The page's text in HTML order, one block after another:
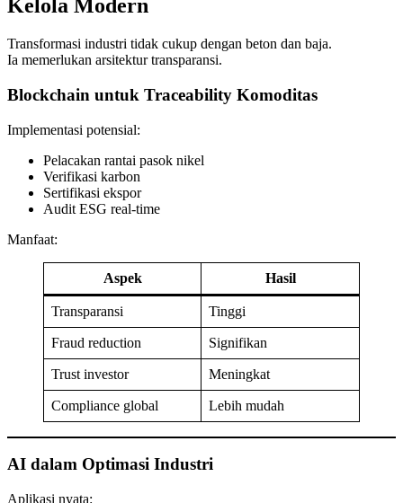
Kelola Modern
Transformasi industri tidak cukup dengan beton dan baja.
Ia memerlukan arsitektur transparansi.
Blockchain untuk Traceability Komoditas
Implementasi potensial:
Pelacakan rantai pasok nikel
Verifikasi karbon
Sertifikasi ekspor
Audit ESG real-time
Manfaat:
Aspek Hasil
Transparansi Tinggi
Fraud reduction Signifikan
Trust investor Meningkat
Compliance global Lebih mudah
AI dalam Optimasi Industri
Aplikasi nyata: